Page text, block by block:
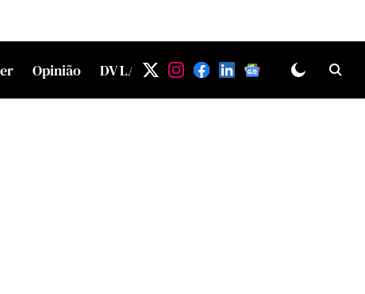
Opinião DV LAB